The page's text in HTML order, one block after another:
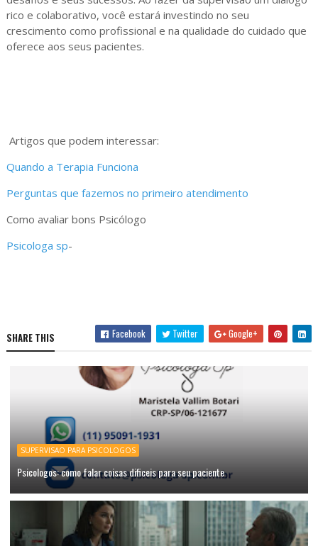
rico e colaborativo, você estará investindo no seu
crescimento como profissional e na qualidade do cuidado que
oferece aos seus pacientes.
Artigos que podem interessar:
Quando a Terapia Funciona
Perguntas que fazemos no primeiro atendimento
Como avaliar bons Psicólogo
Psicologa sp-
SHARE THIS Facebook Twitter Google+
SUPERVISAO PARA PSICOLOGOS
Psicologos: como falar coisas dificeis para seu paciente